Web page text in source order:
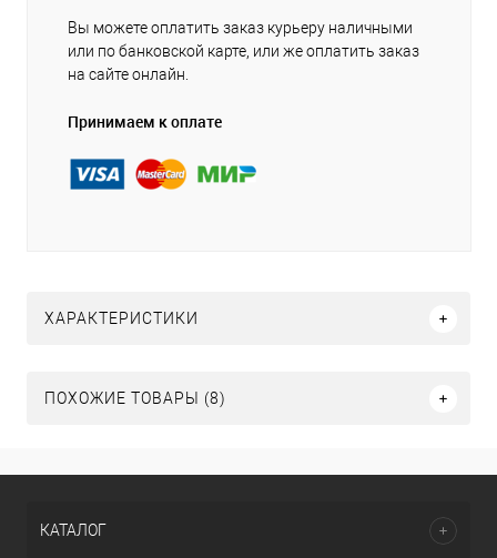
Вы можете оплатить заказ курьеру наличными
или по банковской карте, или же оплатить заказ
на сайте онлайн.
Принимаем к оплате
ХАРАКТЕРИСТИКИ
ПОХОЖИЕ ТОВАРЫ (8)
КАТАЛОГ